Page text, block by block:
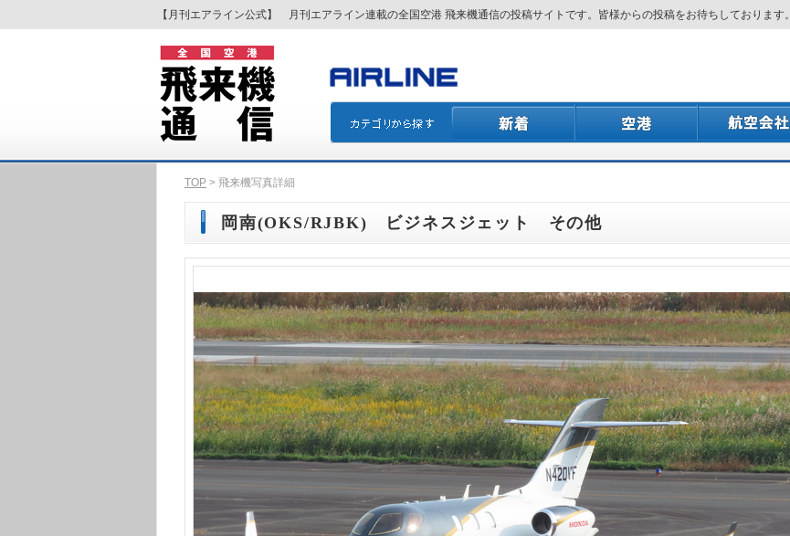
【月刊エアライン公式】 月刊エアライン連載の全国空港 飛来機通信の投稿サイトです。皆様からの投稿をお待ちしております。
TOP > 飛来機写真詳細
岡南(OKS/RJBK) ビジネスジェット その他